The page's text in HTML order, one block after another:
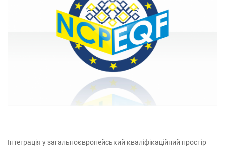
Інтеграція у загальноєвропейський кваліфікаційний простір